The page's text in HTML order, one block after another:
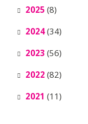
2025 (8)
2024(34)
2023 (56)
2022 (82)
2021 (11)